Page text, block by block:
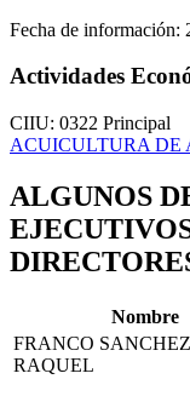
Fecha de información:
Actividades
CIIU: 0322 Principal
ACUICULTURA DE
ALGUNOS
Nombre
FRANCO
RAQUEL